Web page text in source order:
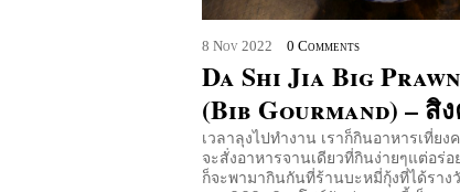
8 Nov 2022 0 Comments
Da Shi Jia Big
(Bib Gourmand) – สิ
เวลาลุงไปทำงาน เราก็กินอาหารเที่ยง
จะสั่งอาหารจานเดียวที่กินง่ายๆแต่อร่อ
ก็จะพามากินกันที่ร้านบะหมี่กุ้งที่ได้รางวั